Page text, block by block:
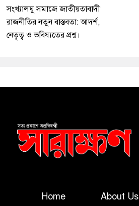
সংখ্যালঘু সমাজে জাতীয়তাবাদী
রাজনীতির নতুন বাস্তবতা: আদর্শ,
নেতৃত্ব ও ভবিষ্যতের প্রশ্ন।
Home About Us